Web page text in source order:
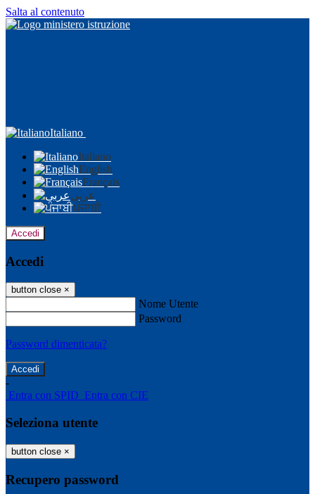
Salta al contenuto
Italiano
Italiano
English
Français
عربى
ਪੰਜਾਬੀ
Accedi
Accedi
button close ×
Nome Utente
Password
Password dimenticata?
-
Entra con SPID Entra con CIE
Seleziona utente
button close ×
Recupero password